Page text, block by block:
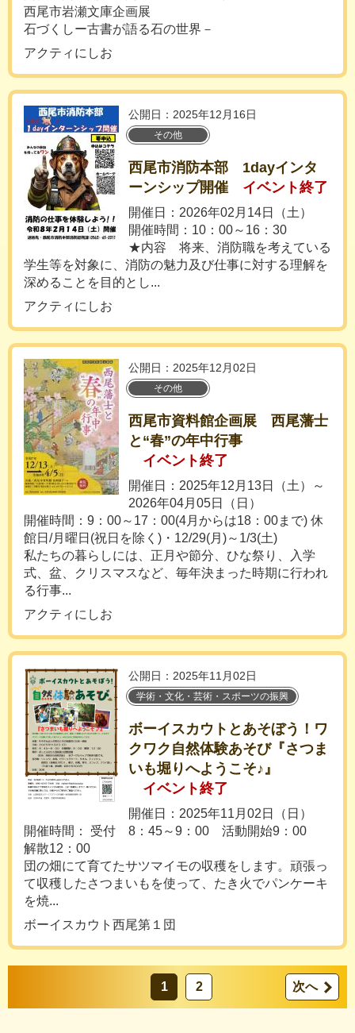
西尾市岩瀬文庫企画展
石づくしー古書が語る石の世界－
アクティにしお
公開日：2025年12月16日
その他
西尾市消防本部 1dayインタ
ーンシップ開催
イベント終了
開催日：2026年02月14日（土）
開催時間：10：00～16：30
★内容 将来、消防職を考えている
学生等を対象に、消防の魅力及び仕事に対する理解を
深めることを目的とし...
アクティにしお
公開日：2025年12月02日
その他
西尾市資料館企画展 西尾藩士
と“春”の年中行事
イベント終了
開催日：2025年12月13日（土）～
2026年04月05日（日）
開催時間：9：00～17：00(4月からは18：00まで) 休
館日/月曜日(祝日を除く)・12/29(月)～1/3(土)
私たちの暮らしには、正月や節分、ひな祭り、入学
式、盆、クリスマスなど、毎年決まった時期に行われ
る行事...
アクティにしお
公開日：2025年11月02日
学術・文化・芸術・スポーツの振興
ボーイスカウトとあそぼう！ワ
クワク自然体験あそび『さつま
いも堀りへようこそ♪』
イベント終了
開催日：2025年11月02日（日）
開催時間： 受付 8：45～9：00 活動開始9：00
解散12：00
団の畑にて育てたサツマイモの収穫をします。頑張っ
て収穫したさつまいもを使って、たき火でパンケーキ
を焼...
ボーイスカウト西尾第１団
1 2 次へ